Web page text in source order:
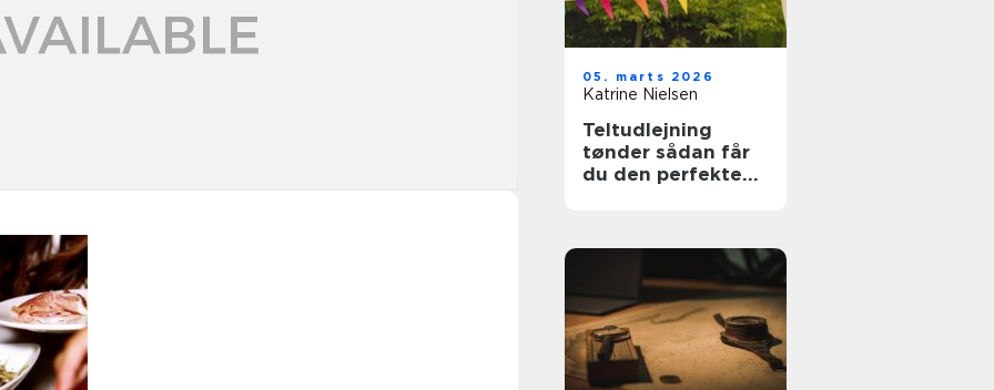
05. marts 2026
Katrine Nielsen
Teltudlejning
tønder sådan får
du den perfekte